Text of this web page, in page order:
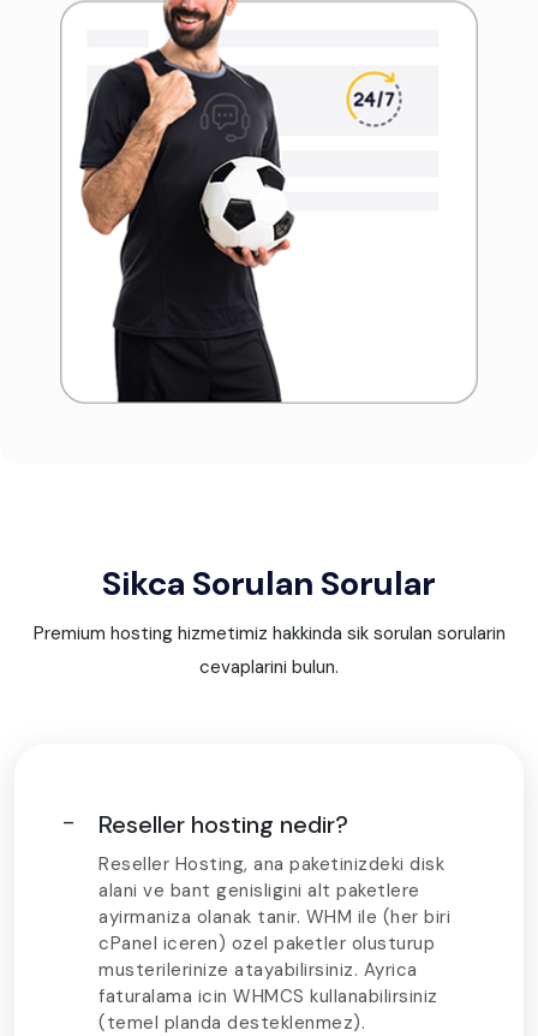
Sikca Sorulan Sorular
Premium hosting hizmetimiz hakkinda sik sorulan sorularin
cevaplarini bulun.
Reseller hosting nedir?
Reseller Hosting, ana paketinizdeki disk
alani ve bant genisligini alt paketlere
ayirmaniza olanak tanir. WHM ile (her biri
cPanel iceren) ozel paketler olusturup
musterilerinize atayabilirsiniz. Ayrica
faturalama icin WHMCS kullanabilirsiniz
(temel planda desteklenmez).